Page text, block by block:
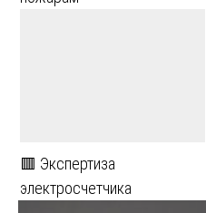
🟥 Экспертиза
электросчетчика